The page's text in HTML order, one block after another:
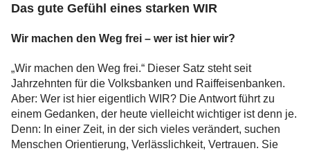
Das gute Gefühl eines starken WIR
Wir machen den Weg frei – wer ist hier wir?
„Wir machen den Weg frei.“ Dieser Satz steht seit
Jahrzehnten für die Volksbanken und Raiffeisenbanken.
Aber: Wer ist hier eigentlich WIR? Die Antwort führt zu
einem Gedanken, der heute vielleicht wichtiger ist denn je.
Denn: In einer Zeit, in der sich vieles verändert, suchen
Menschen Orientierung, Verlässlichkeit, Vertrauen. Sie